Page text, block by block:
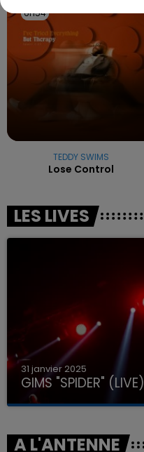
6h54
6h54
TEDDY SWIMS
Lose Control
LES LIVES
31 janvier 2025
GIMS "SPIDER" (LIVE)
A L'ANTENNE